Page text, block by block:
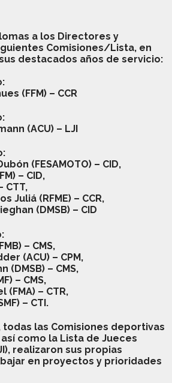
a los Directores y
Comisiones/Lista, en
destacados años de servicio:
(FFM) – CCR
(ACU) – LJI
(FESAMOTO) – CID,
– CID,
CTT,
Juliá (RFME) – CCR,
(DMSB) – CID
– CMS,
(ACU) – CPM,
(DMSB) – CMS,
– CMS,
(FMA) – CTR,
– CTI.
las Comisiones deportivas
como la Lista de Jueces
realizaron sus propias
en proyectos y prioridades